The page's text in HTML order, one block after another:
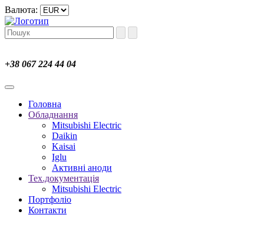
Валюта:
+38 067 224 44 04
Головна
Обладнання
Mitsubishi Electric
Daikin
Kaisai
Iglu
Активні аноди
Тех.документація
Mitsubishi Electric
Портфоліо
Контакти